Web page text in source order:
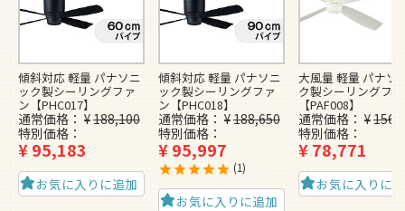
傾斜対応 軽量 パナソニ
ック製シーリングファ
ン【PHC017】
通常価格 ¥188,100
特別価格
¥95,183
お気に入りに追加
傾斜対応 軽量 パナソニ
ック製シーリングファ
ン【PHC018】
通常価格 ¥188,650
特別価格
¥95,997
1
お気に入りに追加
大風量 軽量 パナソ
ク製シーリングフ
【PAF008】
通常価格 ¥
特別価格
¥78,771
お気に入りに